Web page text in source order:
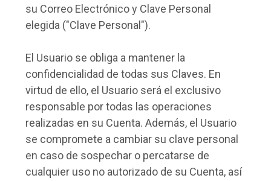
su Correo Electrónico y Clave Personal
elegida ("Clave Personal").
El Usuario se obliga a mantener la
confidencialidad de todas sus Claves. En
virtud de ello, el Usuario será el exclusivo
responsable por todas las operaciones
realizadas en su Cuenta. Además, el Usuario
se compromete a cambiar su clave personal
en caso de sospechar o percatarse de
cualquier uso no autorizado de su Cuenta, así